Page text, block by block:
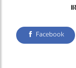
Facebook